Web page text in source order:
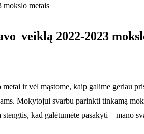
mokslo metais
veiklą 2022-2023
ir vėl mąstome, kaip galime geriau
Mokytojui svarbu parinkti tinkamą
kad galėtumėte pasakyti – mano